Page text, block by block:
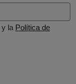
y laPolítica de